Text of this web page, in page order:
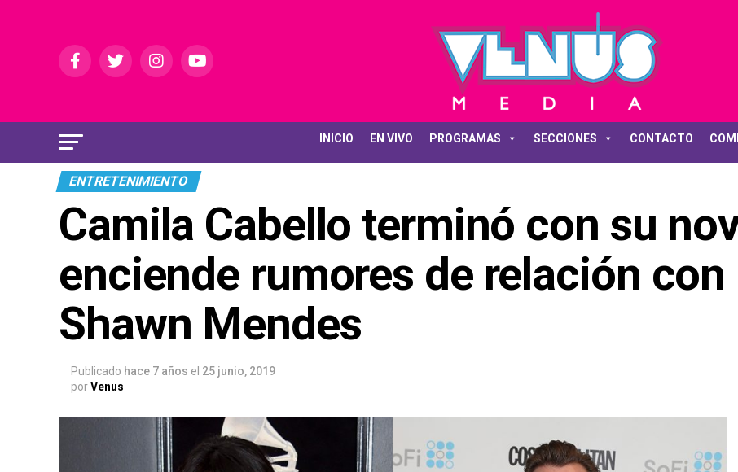
INICIO EN VIVO PROGRAMAS SECCIONES CONTACTO
ENTRETENIMIENTO
Camila Cabello terminó con su
enciende rumores de relación con
Shawn Mendes
Publicado hace 7 años el 25 junio, 2019
porVenus